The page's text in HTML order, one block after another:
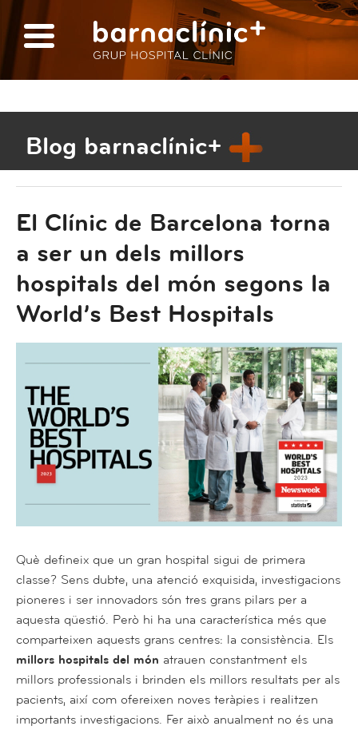
Blog barnaclínic+
El Clínic de Barcelona torna
a ser un dels millors
hospitals del món segons la
World’s Best Hospitals
Què defineix que un gran hospital sigui de primera
classe? Sens dubte, una atenció exquisida, investigacions
pioneres i ser innovadors són tres grans pilars per a
aquesta qüestió. Però hi ha una característica més que
comparteixen aquests grans centres: la consistència. Els
millors hospitals del món atrauen constantment els
millors professionals i brinden els millors resultats per als
pacients, així com ofereixen noves teràpies i realitzen
importants investigacions. Fer això anualment no és una